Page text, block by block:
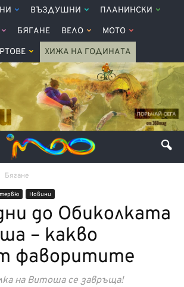
ВЪЗДУШНИ ПЛАНИНСКИ
БЯГАНЕ ВЕЛО МОТО
ХИЖА НА ГОДИНАТА
Бягане
Новини
до Обиколката
– какво
фаворитите
на Витоша се завръща!